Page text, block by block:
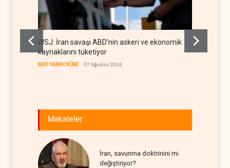
WSJ: İran savaşı ABD’nin askeri ve ekonomik
kaynaklarını tüketiyor
BATI YARIM KÜRE 07 Ağustos 2026
Makaleler
İran, savunma doktrinini mi
değiştiriyor?